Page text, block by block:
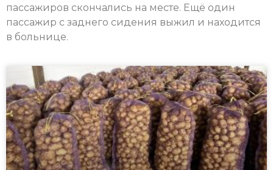
пассажиров скончались на месте. Ещё один
пассажир с заднего сидения выжил и находится
в больнице.